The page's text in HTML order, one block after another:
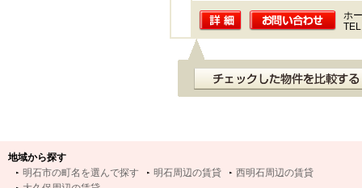
ホ
地域から探す
明石市の町名を選んで探す
明石周辺の賃貸
西明石周辺の賃貸